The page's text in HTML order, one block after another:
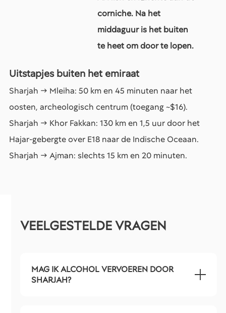
corniche. Na het
middaguur is het buiten
te heet om door te lopen.
Uitstapjes buiten het emiraat
Sharjah → Mleiha: 50 km en 45 minuten naar het
oosten, archeologisch centrum (toegang ~$16).
Sharjah → Khor Fakkan: 130 km en 1,5 uur door het
Hajar-gebergte over E18 naar de Indische Oceaan.
Sharjah → Ajman: slechts 15 km en 20 minuten.
VEELGESTELDE VRAGEN
MAG IK ALCOHOL VERVOEREN DOOR
SHARJAH?